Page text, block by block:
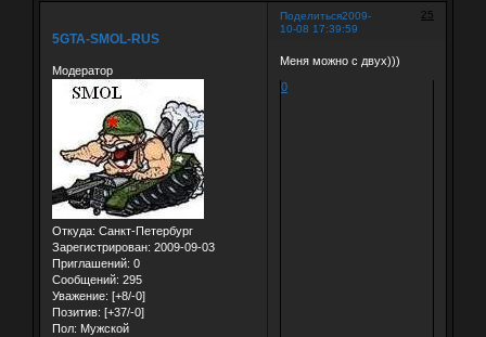
Поделиться 25
2009-
10-08 17:39:59
5GTA-SMOL-RUS
Модератор
Откуда: Санкт-Петербург
Зарегистрирован: 2009-09-03
Приглашений: 0
Сообщений: 295
Уважение: [+8/-0]
Позитив: [+37/-0]
Пол: Мужской
Меня можно с двух)))
0